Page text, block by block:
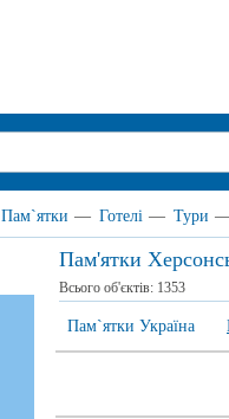
Пам`ятки — Готелі — Тури
Пам'ятки
Всього об'єктів: 1353
Пам`ятки Україна